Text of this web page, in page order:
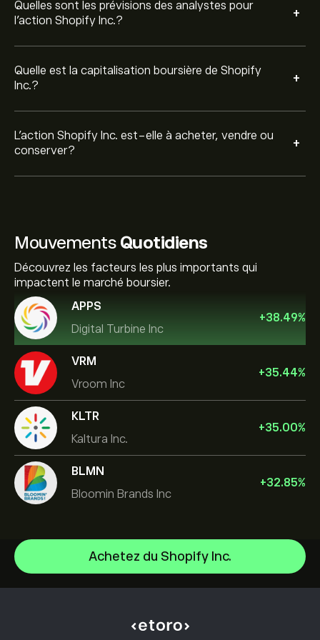
Quelles sont les prévisions des analystes pour
l'action Shopify Inc.?
+
Quelle est la capitalisation boursière de Shopify
Inc.?
+
L’action Shopify Inc. est-elle à acheter, vendre ou
conserver?
+
Mouvements Quotidiens
Découvrez les facteurs les plus importants qui
impactent le marché boursier.
APPS
Digital Turbine Inc
+38.49%
VRM
Vroom Inc
+35.44%
KLTR
Kaltura Inc.
+35.00%
BLMN
Bloomin Brands Inc
+32.85%
Achetez du Shopify Inc.
NVIDIA Corporation
Centre d’aide
Comment effectuer un retrait
Comment fonctionne le CopyTrading